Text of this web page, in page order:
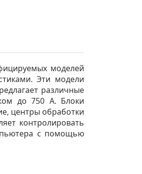
моделей
Эти модели
различные
до 750 А. Блоки
центры обработки
контролировать
с помощью